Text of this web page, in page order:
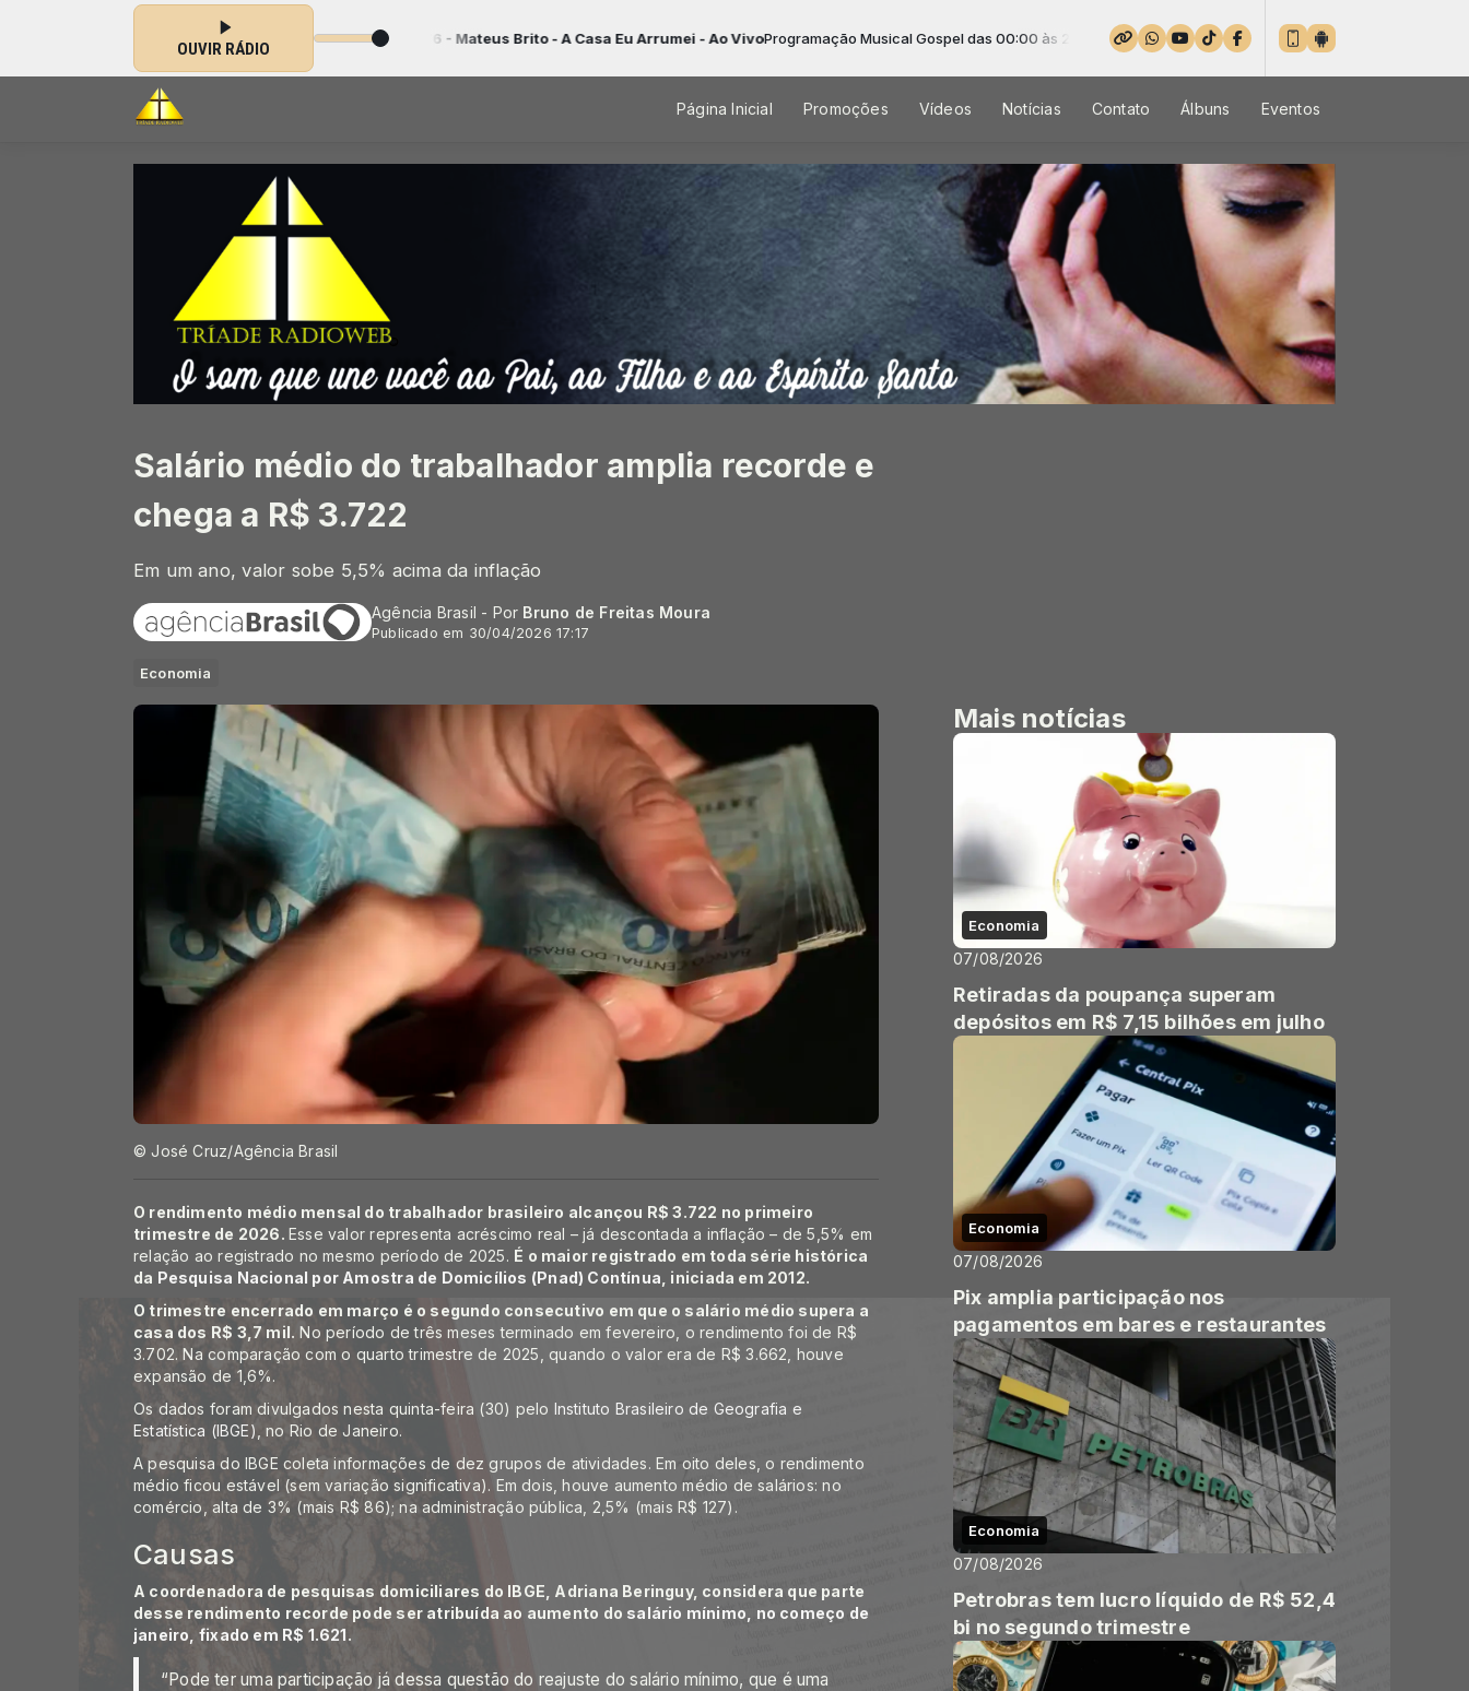
OUVIR RÁDIO
Tocando agora: 076 - Mateus Brito - A Casa Eu Arrumei - Ao VivoProgramação Musical Gospel das 00:00 às 23:59 -Tocando agora: 076 - Mateus Brito - A Casa Eu Arrumei - Ao
Página Inicial Promoções Vídeos Notícias Contato Álbuns Eventos
Salário médio do trabalhador amplia recorde e
chega a R$ 3.722
Em um ano, valor sobe 5,5% acima da inflação
Agência Brasil - Por Bruno de Freitas Moura
Publicado em 30/04/2026 17:17
Economia
© José Cruz/Agência Brasil
O rendimento médio mensal do trabalhador brasileiro alcançou R$ 3.722 no primeiro
trimestre de 2026. Esse valor representa acréscimo real – já descontada a inflação – de 5,5% em
relação ao registrado no mesmo período de 2025. É o maior registrado em toda série histórica
da Pesquisa Nacional por Amostra de Domicílios (Pnad) Contínua , iniciada em 2012.
O trimestre encerrado em março é o segundo consecutivo em que o salário médio supera a
casa dos R$ 3,7 mil. No período de três meses terminado em fevereiro, o rendimento foi de R$
3.702. Na comparação com o quarto trimestre de 2025, quando o valor era de R$ 3.662, houve
expansão de 1,6%.
Os dados foram divulgados nesta quinta-feira (30) pelo Instituto Brasileiro de Geografia e
Estatística (IBGE) , no Rio de Janeiro.
A pesquisa do IBGE coleta informações de dez grupos de atividades. Em oito deles, o rendimento
médio ficou estável (sem variação significativa). Em dois, houve aumento médio de salários: no
comércio, alta de 3% (mais R$ 86); na administração pública, 2,5% (mais R$ 127).
Causas
A coordenadora de pesquisas domiciliares do IBGE, Adriana Beringuy, considera que parte
desse rendimento recorde pode ser atribuída ao aumento do salário mínimo, no começo de
janeiro, fixado em R$ 1.621.
“Pode ter uma participação já dessa questão do reajuste do salário mínimo, que é uma
Mais notícias
Economia
07/08/2026
Retiradas da poupança superam
depósitos em R$ 7,15 bilhões em julho
Economia
07/08/2026
Pix amplia participação nos
pagamentos em bares e restaurantes
Economia
07/08/2026
Petrobras tem lucro líquido de R$ 52,4
bi no segundo trimestre